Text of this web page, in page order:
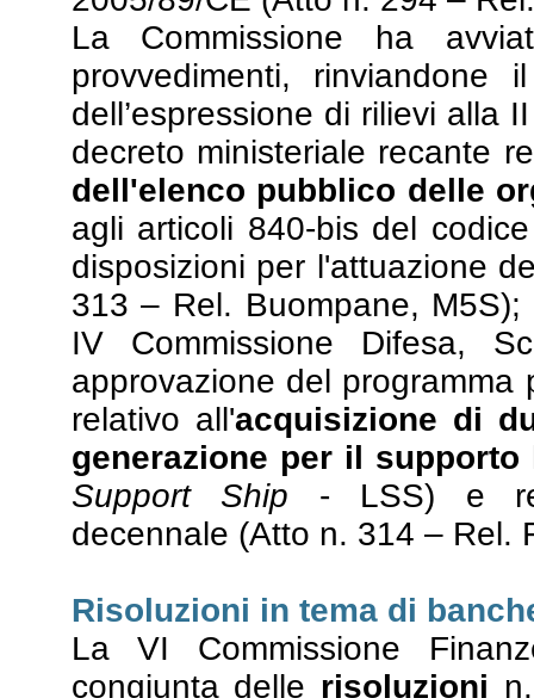
La Commissione ha
provvedimenti,
dell’espressione di rilievi alla
decreto ministeriale recante
dell'elenco pubblico delle
agli articoli 840-bis del
disposizioni per l'attuazione
313 – Rel. Buompane,
IV Commissione Difesa,
approvazione del
relativo all'acquisizione di
generazione per il
Support Ship - LSS) e
decennale (Atto n. 314 – Rel.
Risoluzioni in tema di
La VI Commissione
congiunta delle risoluzioni